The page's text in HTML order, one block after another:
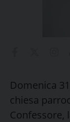
Domenica
chiesa
Confessore,